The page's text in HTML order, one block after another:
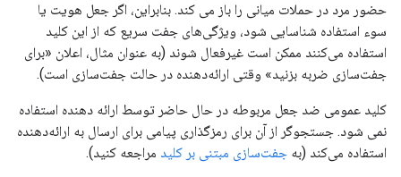
حضور مرد در حملات میانی را باز می کند. بنابراین، اگر جعل هویت یا
سوء استفاده شناسایی شود، ویژگی‌های جفت سریع که از این کلید
استفاده می‌کنند ممکن است غیرفعال شوند (به عنوان مثال، اعلان «برای
جفت‌سازی ضربه بزنید» وقتی ارائه‌دهنده در حالت جفت‌سازی است).
کلید عمومی ضد جعل مربوطه در حال حاضر توسط ارائه دهنده استفاده
نمی شود. جستجوگر از آن برای رمزگذاری پیامی برای ارسال به ارائه‌دهنده
استفاده می‌کند (به جفت‌سازی مبتنی بر کلید مراجعه کنید).